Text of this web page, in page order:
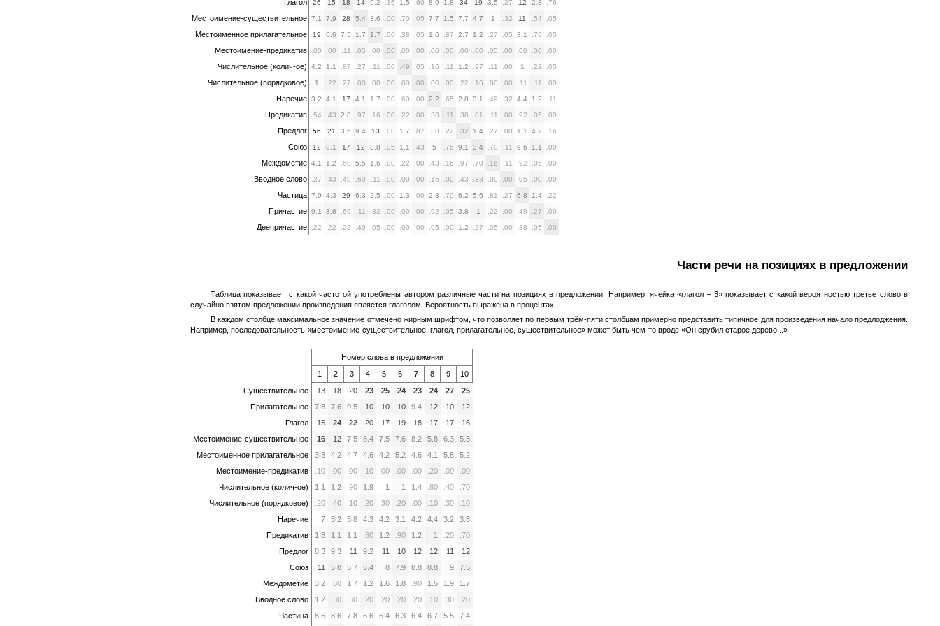
Глагол 26 15 18 14 9.2 .16 1.5 .60 8.9 1.8 34 19 3.5 .27 12 2.8 .76
Местоимение-существительное 7.1 7.9 28 5.4 3.6 .00 .70 .05 7.7 1.5 7.7 4.7 1 .32 11 .54 .05
Местоименное прилагательное 19 6.6 7.5 1.7 1.7 .00 .38 .05 1.6 .87 2.7 1.2 .27 .05 3.1 .76 .05
Местоимение-предикатив .00 .00 .11 .05 .00 .00 .00 .00 .00 .00 .00 .00 .05 .00 .00 .00 .00
Числительное (колич-ое) 4.2 1.1 .87 .27 .11 .00 .49 .05 .16 .11 1.2 .97 .11 .00 1 .22 .05
Числительное (порядковое) 1 .22 .27 .00 .00 .00 .00 .00 .00 .00 .22 .16 .00 .00 .11 .11 .00
Наречие 3.2 4.1 17 4.1 1.7 .00 .60 .00 2.2 .65 2.8 3.1 .49 .32 4.4 1.2 .11
Предикатив .54 .43 2.8 .97 .16 .00 .22 .00 .38 .11 .38 .81 .11 .00 .92 .05 .00
Предлог 56 21 3.6 9.4 13 .00 1.7 .87 .38 .22 .32 1.4 .27 .00 1.1 4.2 .16
Союз 12 8.1 17 12 3.8 .05 1.1 .43 5 .76 9.1 3.4 .70 .11 9.6 1.1 .00
Междометие 4.1 1.2 .60 5.5 1.6 .00 .22 .00 .43 .16 .97 .70 .16 .11 .92 .05 .00
Вводное слово .27 .43 .49 .60 .11 .00 .00 .00 .16 .00 .43 .38 .00 .00 .05 .00 .00
Частица 7.9 4.3 29 6.3 2.5 .00 1.3 .00 2.3 .70 6.2 5.6 .81 .27 6.8 1.4 .22
Причастие 9.1 3.6 .60 .11 .32 .00 .00 .00 .92 .05 3.8 1 .22 .00 .49 .27 .00
Деепричастие .22 .22 .22 .49 .05 .00 .00 .00 .05 .00 1.2 .27 .05 .00 .38 .05 .00
Части речи на позициях в предложении
Таблица показывает, с какой частотой употреблены автором различные части на позициях в предложении. Например, ячейка «глагол – 3» показывает с какой вероятностью третье слово в
случайно взятом предложении произведения является глаголом. Вероятность выражена в процентах.
В каждом столбце максимальное значение отмечено жирным шрифтом, что позволяет по первым трём-пяти столбцам примерно представить типичное для произведения начало предлоджения.
Например, последовательность «местоимение-существительное, глагол, прилагательное, существительное» может быть чем-то вроде «Он срубил старое дерево...»
Номер слова в предложении
1
2 3 4 5 6 7 8 9
10
Существительное
13 18 20 23 25 24 23 24 27
25
Прилагательное
7.8 7.6 9.5 10 10 10 9.4 12 10
12
Глагол
15 24 22 20 17 19 18 17 17
16
Местоимение-существительное
16 12 7.5 8.4 7.5 7.6 8.2 5.8 6.3
5.3
Местоименное прилагательное
3.3 4.2 4.7 4.6 4.2 5.2 4.6 4.1 5.8
5.2
Местоимение-предикатив
.10 .00 .00 .10 .00 .00 .00 .20 .00
.00
Числительное (колич-ое)
1.1 1.2 .90 1.9 1 1 1.4 .80 .40
.70
Числительное (порядковое)
.20 .40 .10 .20 .30 .20 .00 .10 .30
.10
Наречие
7 5.2 5.8 4.3 4.2 3.1 4.2 4.4 3.2
3.8
Предикатив
1.8 1.1 1.1 .80 1.2 .90 1.2 1 .20
.70
Предлог
8.3 9.3 11 9.2 11 10 12 12 11
12
Союз
11 5.8 5.7 6.4 8 7.9 8.8 8.8 9
7.5
Междометие
3.2 .80 1.7 1.2 1.6 1.8 .90 1.5 1.9
1.7
Вводное слово
1.2 .30 .30 .20 .20 .20 .20 .10 .30
.20
Частица
8.6 8.6 7.8 6.6 6.4 6.3 6.4 6.7 5.5 7.4